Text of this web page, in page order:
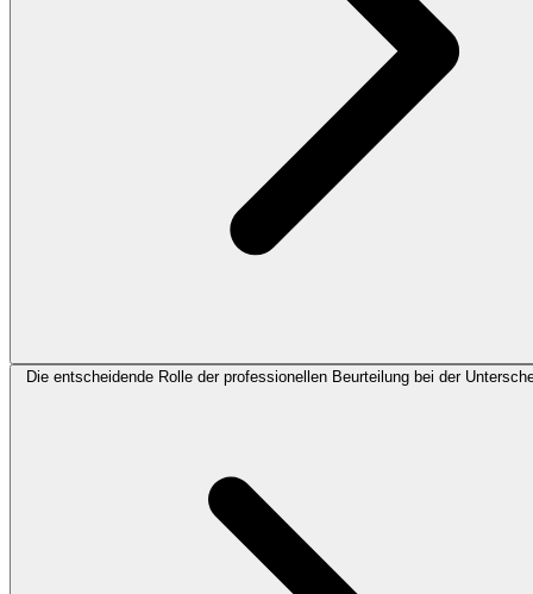
Die entscheidende Rolle der professionellen Beurteilung bei der